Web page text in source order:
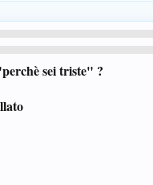
sei triste" ?